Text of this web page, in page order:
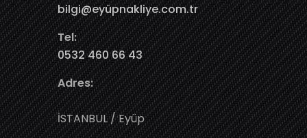
bilgi@eyüpnakliye.com.tr
Tel:
0532 460 66 43
Adres:
İSTANBUL / Eyüp